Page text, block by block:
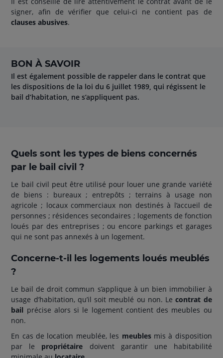
signer, afin de vérifier que celui-ci ne contient pas de
clauses abusives.
BON À SAVOIR
Il est également possible de rappeler dans le contrat que
les dispositions de la loi du 6 juillet 1989, qui régissent le
bail d’habitation, ne s’appliquent pas.
Quels sont les types de biens concernés
par le bail civil ?
Le bail civil peut être utilisé pour louer une grande variété
de biens : bureaux ; entrepôts ; terrains à usage non
agricole ; locaux commerciaux non destinés à l’accueil de
personnes ; résidences secondaires ; logements de fonction
loués par des entreprises ; ou encore parkings et garages
qui ne sont pas annexés à un logement.
Concerne-t-il les logements loués meublés
?
Le bail de droit commun s’applique à un bien immobilier à
usage d’habitation, qu’il soit meublé ou non. Lecontrat de
bail précise alors si le logement contient des meubles ou
non.
En cas de location meublée, les meubles mis à disposition
par le propriétaire doivent garantir une habitabilité